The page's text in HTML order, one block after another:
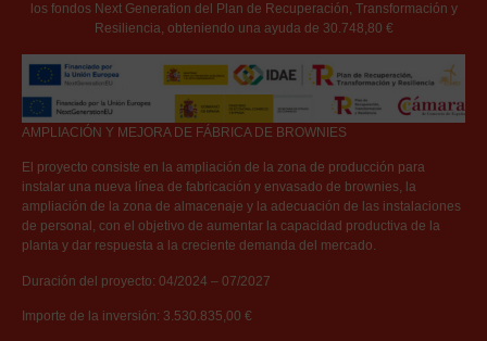
los fondos Next Generation del Plan de Recuperación, Transformación y
Resiliencia, obteniendo una ayuda de 30.748,80 €
AMPLIACIÓN Y MEJORA DE FÁBRICA DE BROWNIES
El proyecto consiste en la ampliación de la zona de producción para
instalar una nueva línea de fabricación y envasado de brownies, la
ampliación de la zona de almacenaje y la adecuación de las instalaciones
de personal, con el objetivo de aumentar la capacidad productiva de la
planta y dar respuesta a la creciente demanda del mercado.
Duración del proyecto: 04/2024 – 07/2027
Importe de la inversión: 3.530.835,00 €